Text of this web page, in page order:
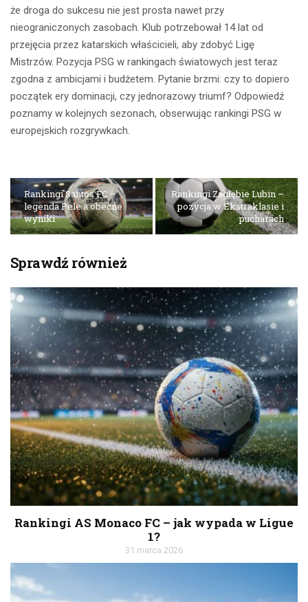
że droga do sukcesu nie jest prosta nawet przy
nieograniczonych zasobach. Klub potrzebował 14 lat od
przejęcia przez katarskich właścicieli, aby zdobyć Ligę
Mistrzów. Pozycja PSG w rankingach światowych jest teraz
zgodna z ambicjami i budżetem. Pytanie brzmi: czy to dopiero
początek ery dominacji, czy jednorazowy triumf? Odpowiedź
poznamy w kolejnych sezonach, obserwując rankingi PSG w
europejskich rozgrywkach.
Rankingi Santos FC –
legenda Pele a obecne
wyniki
Rankingi Zagłębie Lubin –
pozycja w Ekstraklasie i
pucharach
Sprawdź również
Rankingi AS Monaco FC – jak wypada w Ligue
1?
31 marca 2026